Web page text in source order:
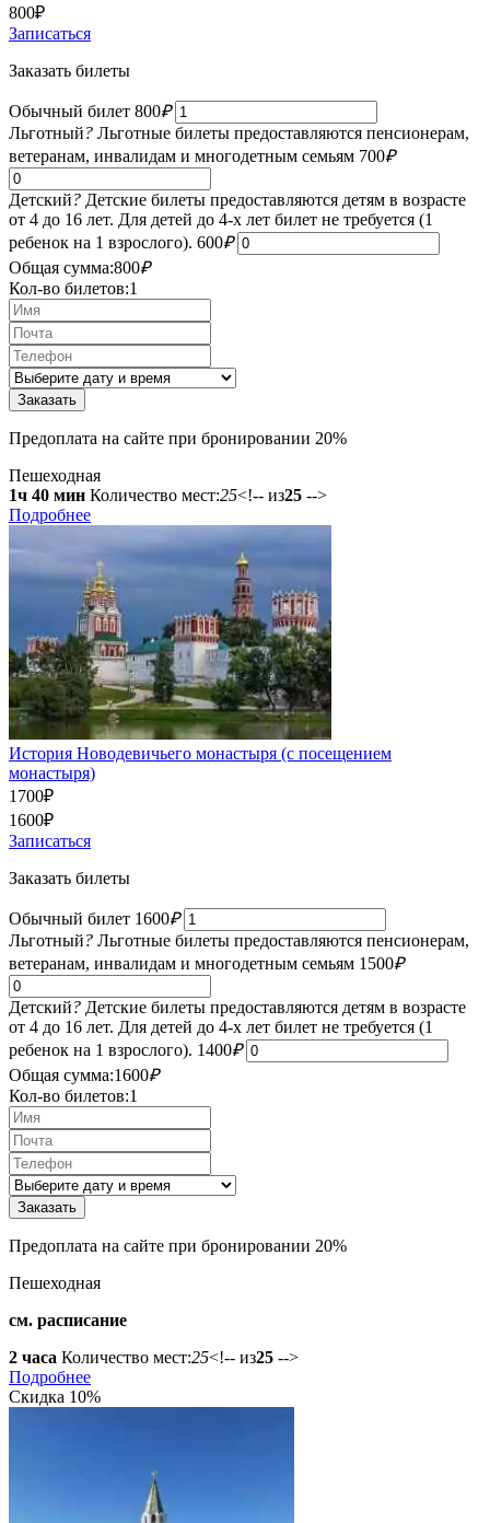
800₽
Записаться
Заказать билеты
Обычный билет 800₽
Льготный? Льготные билеты предоставляются пенсионерам,
ветеранам, инвалидам и многодетным семьям 700₽
Детский? Детские билеты предоставляются детям в возрасте
от 4 до 16 лет. Для детей до 4-х лет билет не требуется (1
ребенок на 1 взрослого). 600₽
Общая сумма:800₽
Кол-во билетов:1
Предоплата на сайте при бронировании 20%
Пешеходная
1ч 40 мин Количество мест:25<!-- из25 -->
Подробнее
История Новодевичьего монастыря (с посещением
монастыря)
1700₽
1600₽
Записаться
Заказать билеты
Обычный билет 1600₽
Льготный? Льготные билеты предоставляются пенсионерам,
ветеранам, инвалидам и многодетным семьям 1500₽
Детский? Детские билеты предоставляются детям в возрасте
от 4 до 16 лет. Для детей до 4-х лет билет не требуется (1
ребенок на 1 взрослого). 1400₽
Общая сумма:1600₽
Кол-во билетов:1
Предоплата на сайте при бронировании 20%
Пешеходная
см. расписание
2 часа Количество мест:25<!-- из25 -->
Подробнее
Скидка 10%